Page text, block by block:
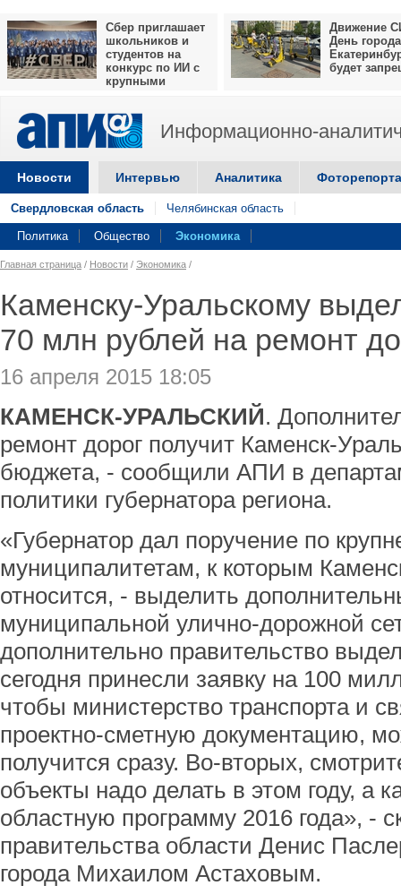
Сбер приглашает
школьников и
студентов на
конкурс по ИИ с
крупными
Движение
День города
будет
Информационно-
Новости Интервью Аналитика
Свердловская область Челябинская область
Политика Общество Экономика
Главная страница / Новости / Экономика /
Каменску-Уральскому
70 млн рублей на ремонт
16 апреля 2015 18:05
КАМЕНСК-УРАЛЬСКИЙ.
ремонт дорог получит Каменск-
бюджета, - сообщили АПИ в
политики губернатора региона.
«Губернатор дал поручение по
муниципалитетам, к которым
относится, - выделить
муниципальной улично-дорожной
дополнительно правительство
сегодня принесли заявку на 100
чтобы министерство транспорта и
проектно-сметную документацию,
получится сразу. Во-вторых,
объекты надо делать в этом году, а
областную программу 2016 года», -
правительства области Денис
города Михаилом Астаховым.